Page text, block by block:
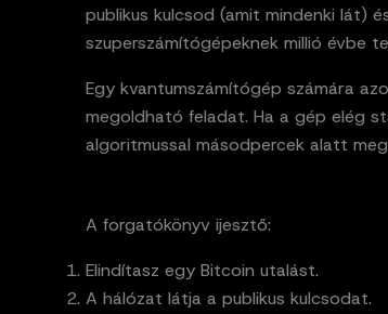
publikus kulcsod (amit mindenki lát)
szuperszámítógépeknek millió évbe
Egy kvantumszámítógép számára
megoldható feladat. Ha a gép elég
algoritmussal másodpercek alatt
A forgatókönyv ijesztő:
Elindítasz egy Bitcoin utalást.
A hálózat látja a publikus kulcsodat.